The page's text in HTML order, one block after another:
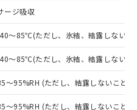
ージ吸収
～85℃(ただし、氷結、結露しないこ
～85℃(ただし、氷結、結露しないこ
～95%RH (ただし、結露しないこと)
～95%RH (ただし、結露しないこと)
指令（10物質）の
提供可能な商品で
（10物質）の非含
指令（10物質）の